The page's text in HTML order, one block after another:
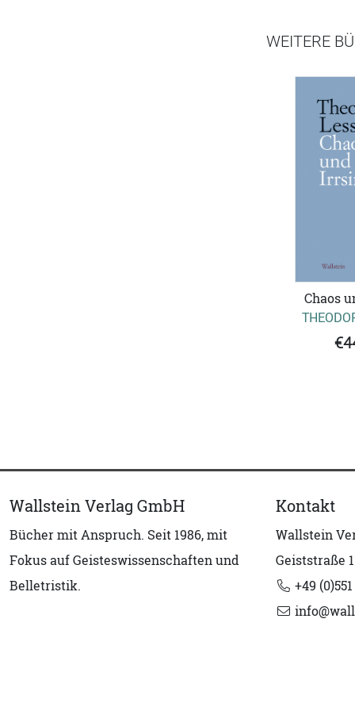
WEITERE
Chaos
Wallstein Verlag GmbH
Bücher mit Anspruch. Seit 1986, mit
Fokus auf Geisteswissenschaften und
Belletristik.
Kontakt
Wallstein
Geiststraße
+49